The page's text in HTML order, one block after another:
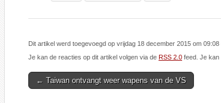
Dit artikel werd toegevoegd op vrijdag 18 december 2015 om
Je kan de reacties op dit artikel volgen via de RSS 2.0 feed. Je kan
Post
← Taiwan ontvangt weer wapens van de VS